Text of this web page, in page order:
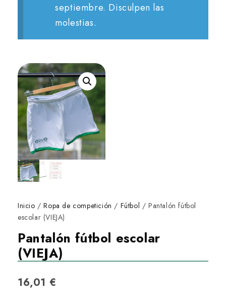
septiembre. Disculpen las
molestias.
Inicio /Ropa de competición / Fútbol / Pantalón fútbol
escolar (VIEJA)
Pantalón fútbol escolar
(VIEJA)
16,01 €